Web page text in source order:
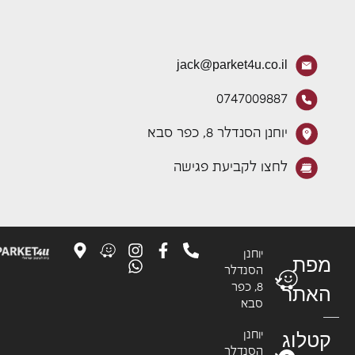
jack@parket4u.co.il
0747009887
יוחנן הסנדלר 8, כפר סבא
לחצו לקביעת פגישה
הסנדלר
8, כפר
סבא
יוחנן
הסנדלר